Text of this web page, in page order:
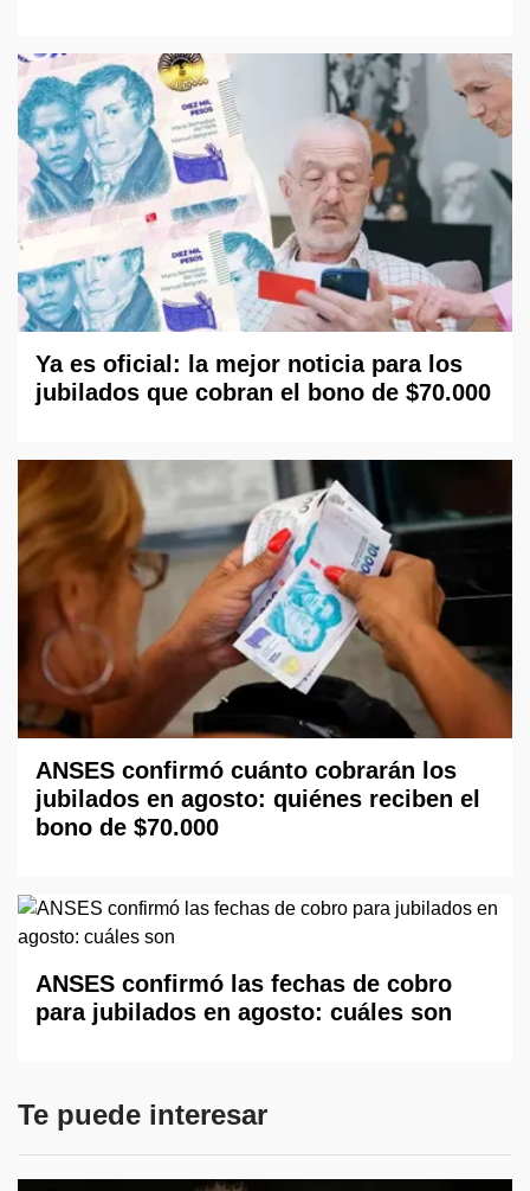
Ya es oficial: la mejor noticia para los
jubilados que cobran el bono de $70.000
ANSES confirmó cuánto cobrarán los
jubilados en agosto: quiénes reciben el
bono de $70.000
ANSES confirmó las fechas de cobro
para jubilados en agosto: cuáles son
Te puede interesar